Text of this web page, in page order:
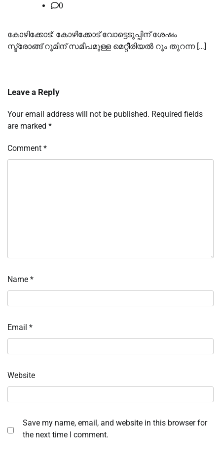
0
കോഴിക്കോട്: കോഴിക്കോട് വോട്ടെടുപ്പിന് ശേഷം
സ്ട്രോങ്ങ് റൂമിന് സമീപമുള്ള മെറ്റീരിയൽ റൂം തുറന്ന […]
Leave a Reply
Your email address will not be published. Required fields
are marked *
Comment *
Name *
Email *
Website
Save my name, email, and website in this browser for
the next time I comment.